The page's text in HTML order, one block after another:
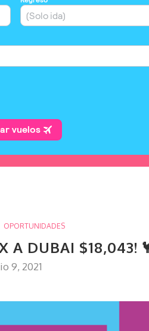
OPORTUNIDADES
A DUBAI $18,043!
9, 2021